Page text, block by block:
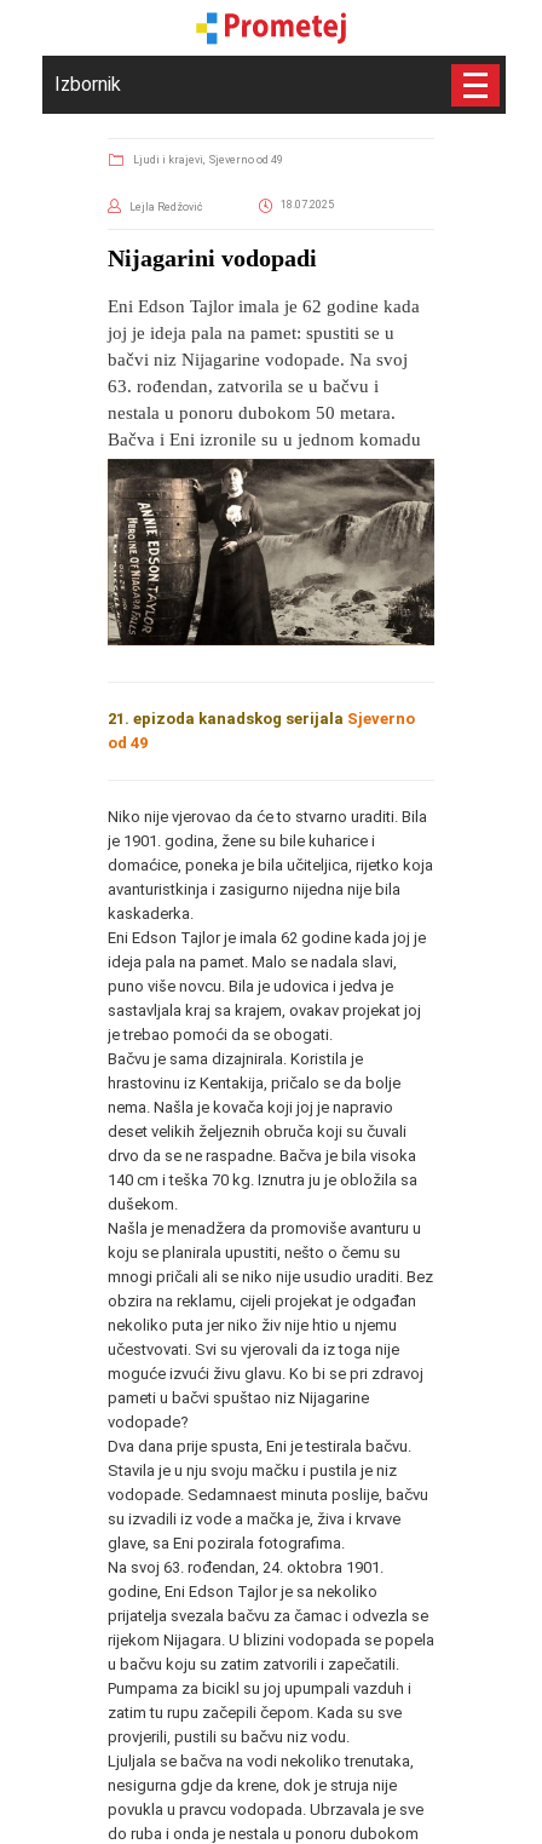
Izbornik
Ljudi i krajevi, Sjeverno od 49
Lejla Redžović 18.07.2025
​Nijagarini vodopadi
Eni Edson Tajlor imala je 62 godine kada
joj je ideja pala na pamet: spustiti se u
bačvi niz Nijagarine vodopade. Na svoj
63. rođendan, zatvorila se u bačvu i
nestala u ponoru dubokom 50 metara.
Bačva i Eni izronile su u jednom komadu
21. epizoda kanadskog serijala Sjeverno
od 49
Niko nije vjerovao da će to stvarno uraditi. Bila
je 1901. godina, žene su bile kuharice i
domaćice, poneka je bila učiteljica, rijetko koja
avanturistkinja i zasigurno nijedna nije bila
kaskaderka.
Eni Edson Tajlor je imala 62 godine kada joj je
ideja pala na pamet. Malo se nadala slavi,
puno više novcu. Bila je udovica i jedva je
sastavljala kraj sa krajem, ovakav projekat joj
je trebao pomoći da se obogati.
Bačvu je sama dizajnirala. Koristila je
hrastovinu iz Kentakija, pričalo se da bolje
nema. Našla je kovača koji joj je napravio
deset velikih željeznih obruča koji su čuvali
drvo da se ne raspadne. Bačva je bila visoka
140 cm i teška 70 kg. Iznutra ju je obložila sa
dušekom.
Našla je menadžera da promoviše avanturu u
koju se planirala upustiti, nešto o čemu su
mnogi pričali ali se niko nije usudio uraditi. Bez
obzira na reklamu, cijeli projekat je odgađan
nekoliko puta jer niko živ nije htio u njemu
učestvovati. Svi su vjerovali da iz toga nije
moguće izvući živu glavu. Ko bi se pri zdravoj
pameti u bačvi spuštao niz Nijagarine
vodopade?
Dva dana prije spusta, Eni je testirala bačvu.
Stavila je u nju svoju mačku i pustila je niz
vodopade. Sedamnaest minuta poslije, bačvu
su izvadili iz vode a mačka je, živa i krvave
glave, sa Eni pozirala fotografima.
Na svoj 63. rođendan, 24. oktobra 1901.
godine, Eni Edson Tajlor je sa nekoliko
prijatelja svezala bačvu za čamac i odvezla se
rijekom Nijagara. U blizini vodopada se popela
u bačvu koju su zatim zatvorili i zapečatili.
Pumpama za bicikl su joj upumpali vazduh i
zatim tu rupu začepili čepom. Kada su sve
provjerili, pustili su bačvu niz vodu.
Ljuljala se bačva na vodi nekoliko trenutaka,
nesigurna gdje da krene, dok je struja nije
povukla u pravcu vodopada. Ubrzavala je sve
do ruba i onda je nestala u ponoru dubokom